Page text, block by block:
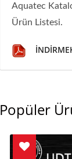
Aquatec
Ürün Listesi.
Popüler